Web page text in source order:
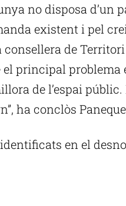
no disposa d’un
existent i pel
de
principal problema
de l’espai públic.
ha conclòs
en el